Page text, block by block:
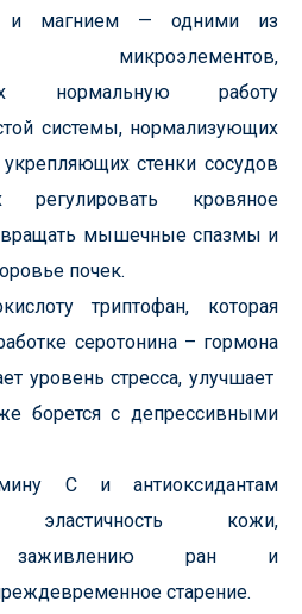
и магнием — одними из
микроэлементов,
нормальную работу
системы, нормализующих
стенки сосудов
кровяное
мышечные спазмы и
почек.
триптофан, которая
серотонина – гормона
уровень стресса, улучшает
борется с депрессивными
С и антиоксидантам
эластичность кожи,
заживлению ран и
старение.